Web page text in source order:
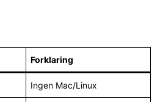
Forklaring
Ingen Mac/Linux